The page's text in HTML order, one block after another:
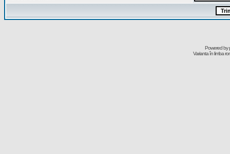
Powered by
Varianta în limba